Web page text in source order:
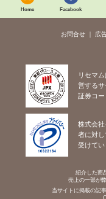
Home Facebook
お問合せ 広
リセマ
営するサ
証券コ
株式会
者に対
受けてい
紹介した商
売上の一部が
当サイトに掲載の記